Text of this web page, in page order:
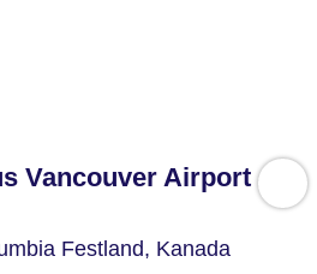
Vancouver Airport
Festland, Kanada